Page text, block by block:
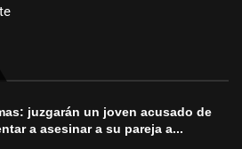
juzgarán un joven acusado de
a asesinar a su pareja a...